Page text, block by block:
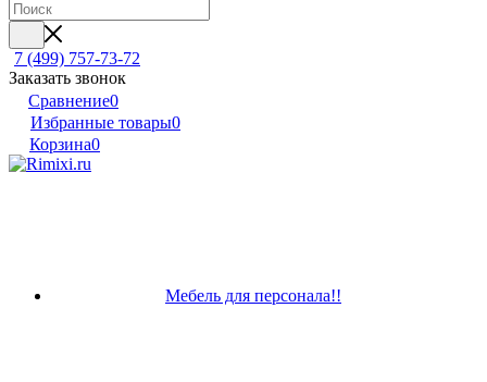
7 (499) 757-73-72
Заказать звонок
Сравнение0
Избранные товары0
Корзина0
Мебель для персонала!!